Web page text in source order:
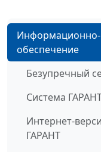
обеспечение
Безупречный
Система
Интернет-
ГАРАНТ